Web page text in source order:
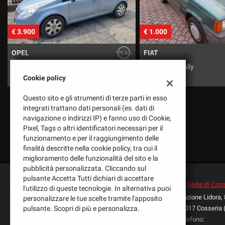
€ 1.000 €
Sede di
Frazione Lidora,
17017 Cosseria
Telefono:
Cookie policy
Questo sito e gli strumenti di terze parti in esso
integrati trattano dati personali (es. dati di
navigazione o indirizzi IP) e fanno uso di Cookie,
Pixel, Tags o altri identificatori necessari per il
funzionamento e per il raggiungimento delle
finalità descritte nella cookie policy, tra cui il
miglioramento delle funzionalità del sito e la
pubblicità personalizzata. Cliccando sul
pulsante Accetta Tutti dichiari di accettare
l'utilizzo di queste tecnologie. In alternativa puoi
personalizzare le tue scelte tramite l'apposito
pulsante. Scopri di più e personalizza.
tracciamento
che
adottiamo
per
offrire
le
attività
seguito
descritte.
ottenere
maggiori
informazioni
sull'utilità
funzionamento
Leggi
la